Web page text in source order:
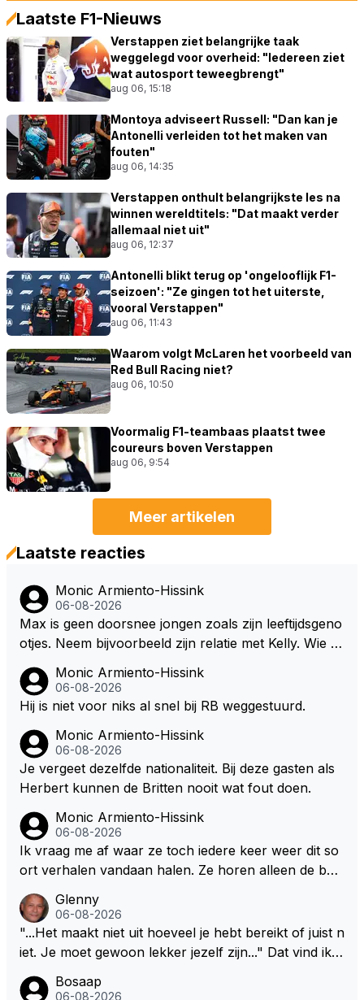
Laatste F1-Nieuws
Verstappen ziet belangrijke taak
weggelegd voor overheid: "Iedereen ziet
wat autosport teweegbrengt"
aug 06, 15:18
Montoya adviseert Russell: "Dan kan je
Antonelli verleiden tot het maken van
fouten"
aug 06, 14:35
Verstappen onthult belangrijkste les na
winnen wereldtitels: "Dat maakt verder
allemaal niet uit"
aug 06, 12:37
Antonelli blikt terug op 'ongelooflijk F1-
seizoen': "Ze gingen tot het uiterste,
vooral Verstappen"
aug 06, 11:43
Waarom volgt McLaren het voorbeeld van
Red Bull Racing niet?
aug 06, 10:50
Voormalig F1-teambaas plaatst twee
coureurs boven Verstappen
aug 06, 9:54
Meer artikelen
Laatste reacties
Monic Armiento-Hissink
06-08-2026
Max is geen doorsnee jongen zoals zijn leeftijdsgeno
otjes. Neem bijvoorbeeld zijn relatie met Kelly. Wie g
artjes ouder is en al een kleine heeft van een voorm
alig RB lid op de leeftijd van 23jaar? Hij doet dingen di
on. Ieder jaar is er in Hongarije een uitje voor zijn te
am. OP 28 jarige leeftijd is hij al eigenaar van een suc
cesvol racing team. Hij is niet alleen speciaal in de au
Monic Armiento-Hissink
06-08-2026
Hij is niet voor niks al snel bij RB weggestuurd.
Monic Armiento-Hissink
06-08-2026
Je vergeet dezelfde nationaliteit. Bij deze gasten als
Herbert kunnen de Britten nooit wat fout doen.
Monic Armiento-Hissink
06-08-2026
Ik vraag me af waar ze toch iedere keer weer dit so
ort verhalen vandaan halen. Ze horen alleen de boa
gedaan worden als ie nog vol adrenaline zit, maar ni
emand weet wat er zich afspeelt achter gesloten de
uren. Bovendien werken er 2000 man bij RB en niet
er elkaar mensen een andere uitdagingen zoeken of
Glenny
06-08-2026
"...Het maakt niet uit hoeveel je hebt bereikt of juist n
iet. Je moet gewoon lekker jezelf zijn..." Dat vind ik z
waliteit en niet om kwantiteit in het (zijn) leven. Voor
Bosaap
06-08-2026